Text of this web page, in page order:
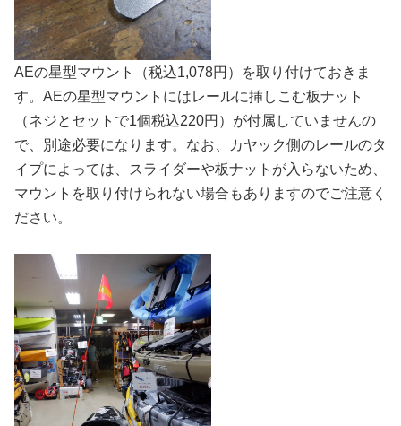
AEの星型マウント（税込1,078円）を取り付けておきま
す。AEの星型マウントにはレールに挿しこむ板ナット
（ネジとセットで1個税込220円）が付属していませんの
で、別途必要になります。なお、カヤック側のレールのタ
イプによっては、スライダーや板ナットが入らないため、
マウントを取り付けられない場合もありますのでご注意く
ださい。